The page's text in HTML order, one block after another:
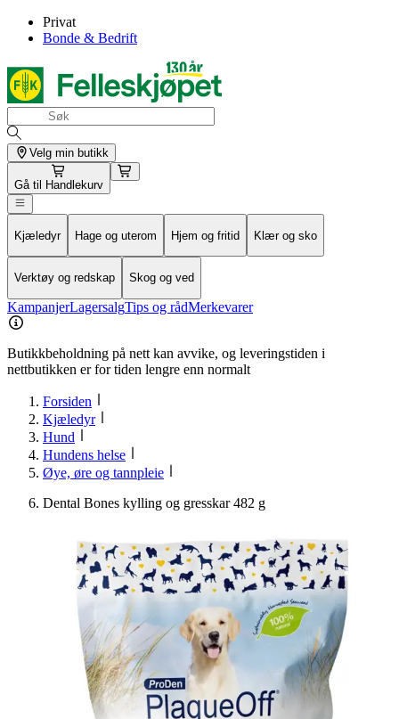
Privat
Bonde & Bedrift
Velg min butikk
Gå til Handlekurv
Kjæledyr Hage og uterom Hjem og fritid Klær og sko
Verktøy og redskap Skog og ved
KampanjerLagersalgTips og rådMerkevarer
Butikkbeholdning på nett kan avvike, og leveringstiden i
nettbutikken er for tiden lengre enn normalt
Forsiden
Kjæledyr
Hund
Hundens helse
Øye, øre og tannpleie
Dental Bones kylling og gresskar 482 g